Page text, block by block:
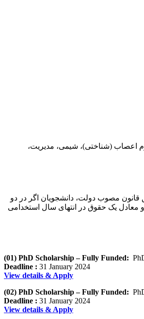
اعصاب (شناختی)، شیمی، مدیریت،
هلند برای دانشجو 30 درصد میباشد. اما در دو سال اخیر طبق قانون مصوب دولت، دانشجویان اگر در دو
یک حقوق در انتهای سال و معادل یک حقوق در انتهای سال استخدامی
(01) PhD Scholarship – Fully Funded:
Deadline : 31 January 2024
View details & Apply
(02) PhD Scholarship – Fully Funded:
Deadline : 31 January 2024
View details & Apply